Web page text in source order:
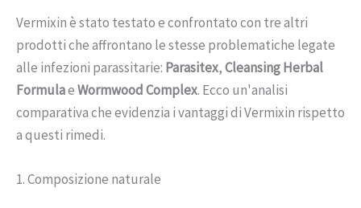
Vermixin è stato testato e confrontato con tre altri
prodotti che affrontano le stesse problematiche legate
alle infezioni parassitarie: Parasitex,Cleansing Herbal
FormulaeWormwood Complex. Ecco un'analisi
comparativa che evidenzia i vantaggi di Vermixin rispetto
a questi rimedi.
1. Composizione naturale